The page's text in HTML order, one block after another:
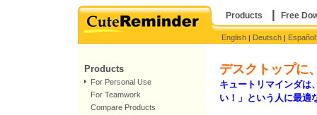
Products | Free
English | Deutsch | Español
Products
For Personal Use
For Teamwork
Compare Products
デスクトップに
キュートリマインダは
い！」という人に最適